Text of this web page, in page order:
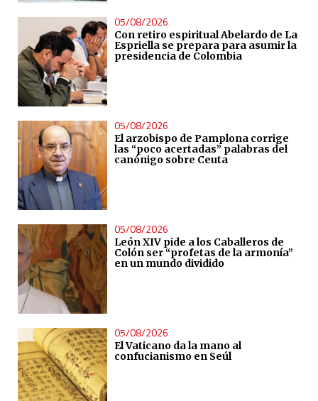
05/08/2026
Con retiro espiritual Abelardo de La
Espriella se prepara para asumir la
presidencia de Colombia
05/08/2026
El arzobispo de Pamplona corrige
las “poco acertadas” palabras del
canónigo sobre Ceuta
05/08/2026
León XIV pide a los Caballeros de
Colón ser “profetas de la armonía”
en un mundo dividido
05/08/2026
El Vaticano da la mano al
confucianismo en Seúl